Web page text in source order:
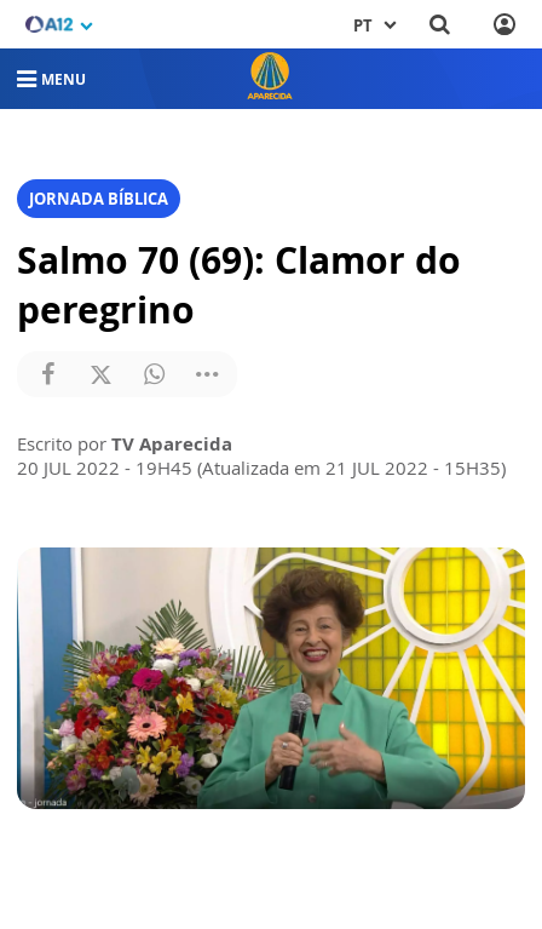
PT
MENU
JORNADA BÍBLICA
Salmo 70 (69): Clamor do
peregrino
Escrito por TV Aparecida
20 JUL 2022 - 19H45 (Atualizada em 21 JUL 2022 - 15H35)